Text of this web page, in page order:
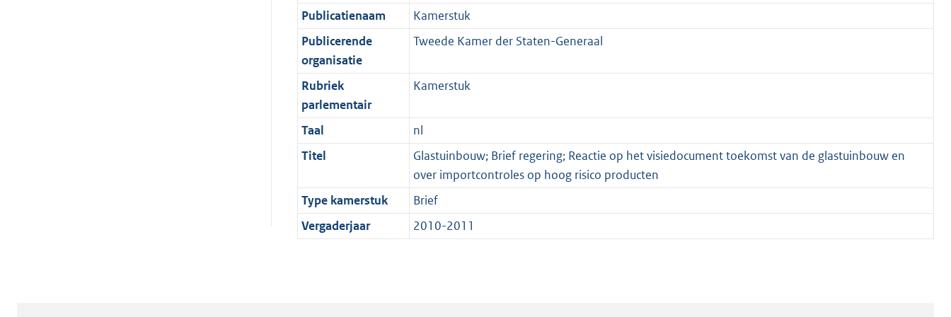
Publicatienaam
Kamerstuk
Publicerende
organisatie
Tweede Kamer der Staten-Generaal
Rubriek
parlementair
Kamerstuk
Taal
nl
Titel
Glastuinbouw; Brief regering; Reactie op het visiedocument toekomst van de glastuinbouw en
over importcontroles op hoog risico producten
Type kamerstuk
Brief
Vergaderjaar
2010-2011